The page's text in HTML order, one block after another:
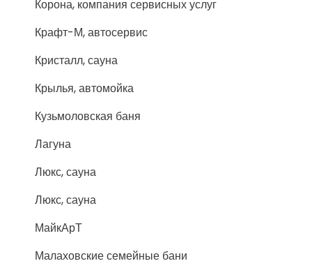
Корона, компания сервисных услуг
Крафт-М, автосервис
Кристалл, сауна
Крылья, автомойка
Кузьмоловская баня
Лагуна
Люкс, сауна
Люкс, сауна
МайкАрТ
Малаховские семейные бани